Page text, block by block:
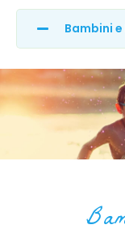
Bambini